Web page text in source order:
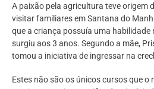
A paixão pela agricultura teve origem
visitar familiares em Santana do
que a criança possuía uma habilidade
surgiu aos 3 anos. Segundo a mãe,
tomou a iniciativa de ingressar na
Estes não são os únicos cursos que o